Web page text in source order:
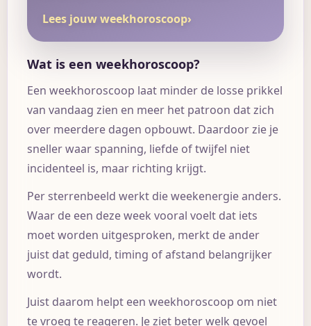
Lees jouw weekhoroscoop›
Wat is een weekhoroscoop?
Een weekhoroscoop laat minder de losse prikkel
van vandaag zien en meer het patroon dat zich
over meerdere dagen opbouwt. Daardoor zie je
sneller waar spanning, liefde of twijfel niet
incidenteel is, maar richting krijgt.
Per sterrenbeeld werkt die weekenergie anders.
Waar de een deze week vooral voelt dat iets
moet worden uitgesproken, merkt de ander
juist dat geduld, timing of afstand belangrijker
wordt.
Juist daarom helpt een weekhoroscoop om niet
te vroeg te reageren. Je ziet beter welk gevoel